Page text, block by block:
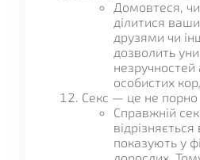
Домовтеся,
ділитися
друзями чи
дозволить
особистих
Секс — це не порно
Справжній
показують у